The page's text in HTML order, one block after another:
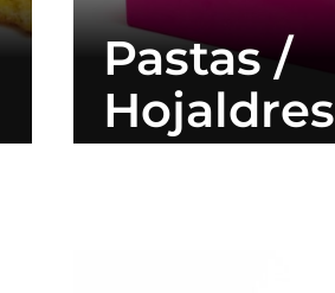
Pastas /
Hojaldres